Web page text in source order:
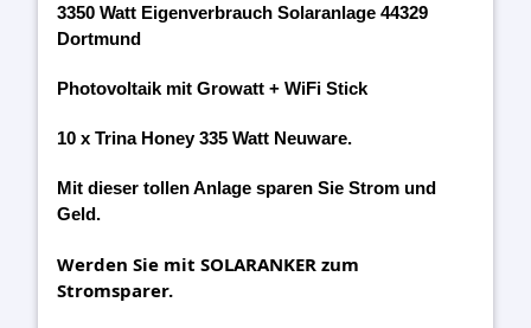
3350 Watt Eigenverbrauch Solaranlage 44329
Dortmund
Photovoltaik mit Growatt + WiFi Stick
10 x Trina Honey 335 Watt Neuware.
Mit dieser tollen Anlage sparen Sie Strom und
Geld.
Werden Sie mit SOLARANKER zum
Stromsparer.